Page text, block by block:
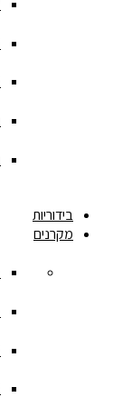
בידוריות
מקרנים